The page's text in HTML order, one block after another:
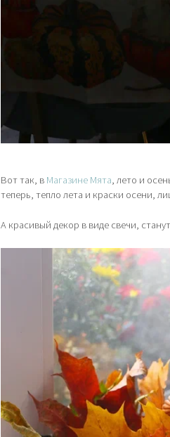
Вот так, в Магазине Мята, лето и
теперь, тепло лета и краски осени,
А красивый декор в виде свечи,